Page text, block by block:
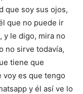
que soy sus ojos,
que no puede ir
y le digo, mira no
no sirve todavía,
tiene que
voy es que tengo
y él así ve lo